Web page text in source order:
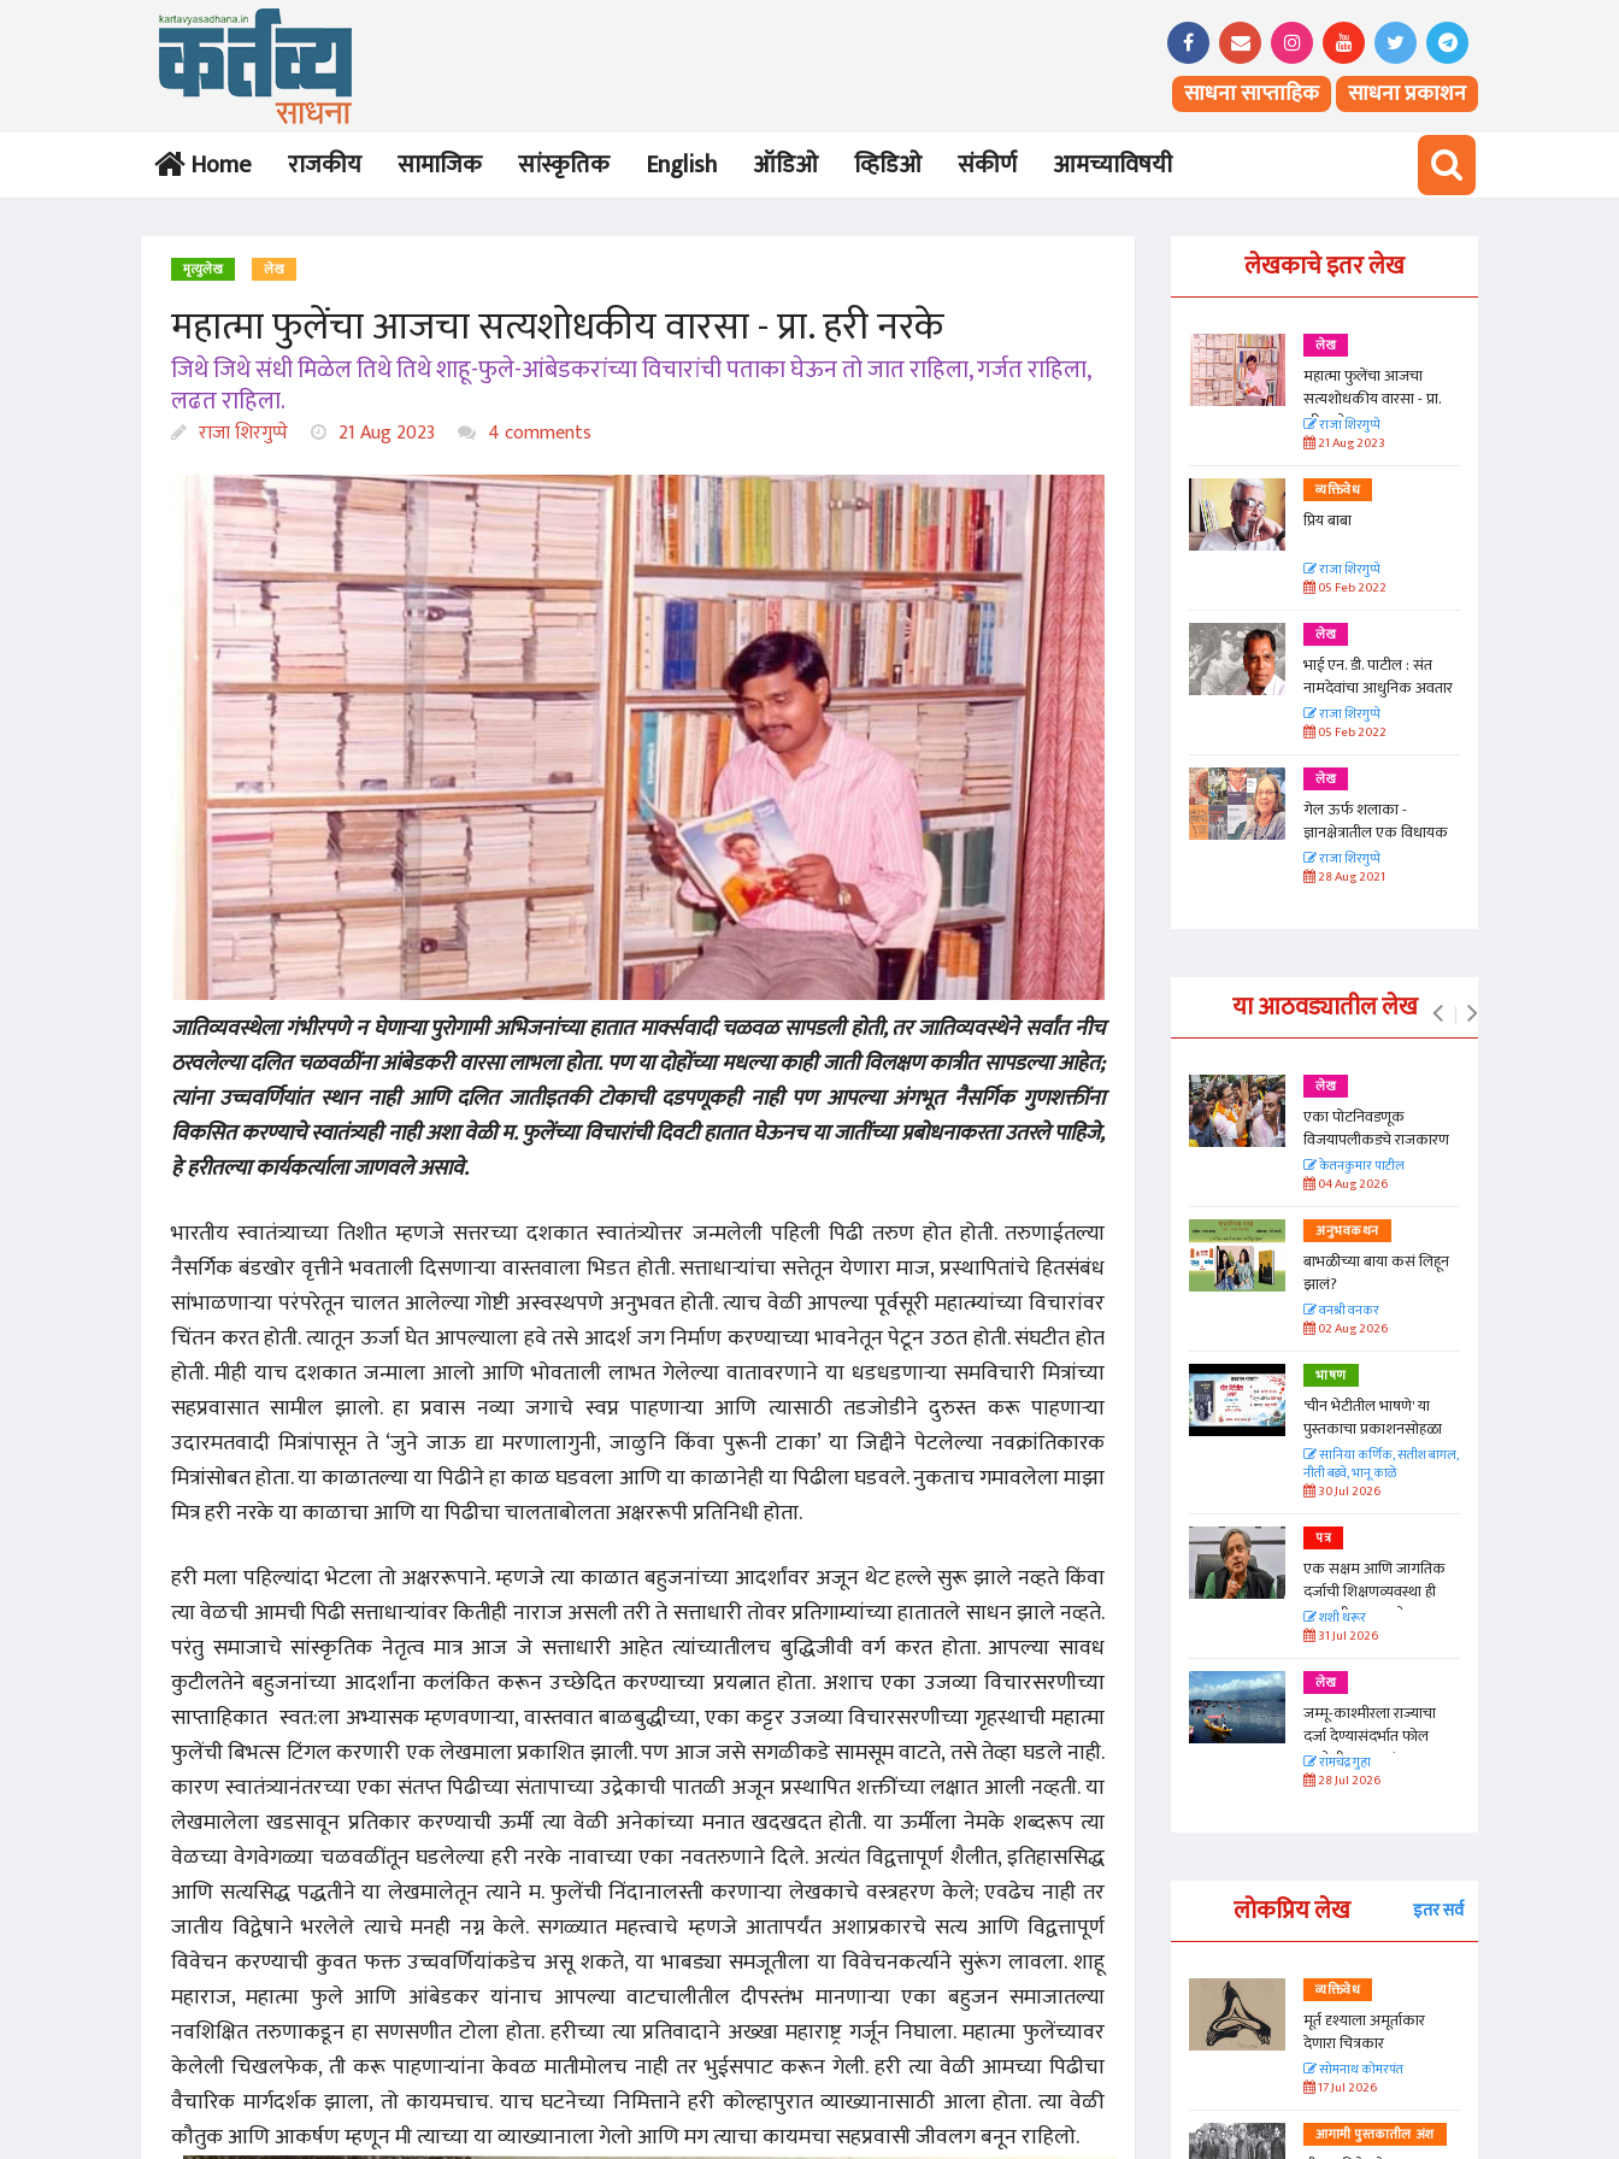
साधना साप्ताहिक साधना प्रकाशन
Home राजकीय सामाजिक सांस्कृतिक English ऑडिओ व्हिडिओ संकीर्ण आमच्याविषयी
मृत्युलेख लेख
महात्मा फुलेंचा आजचा सत्यशोधकीय वारसा - प्रा. हरी नरके
जिथे जिथे संधी मिळेल तिथे तिथे शाहू-फुले-आंबेडकरांच्या विचारांची पताका घेऊन तो जात राहिला, गर्जत राहिला,
लढत राहिला.
राजा शिरगुप्पे 21 Aug 2023 4 comments
जातिव्यवस्थेला गंभीरपणे न घेणाऱ्या पुरोगामी अभिजनांच्या हातात मार्क्सवादी चळवळ सापडली होती, तर जातिव्यवस्थेने सर्वांत नीच
ठरवलेल्या दलित चळवळींना आंबेडकरी वारसा लाभला होता. पण या दोहोंच्या मधल्या काही जाती विलक्षण कात्रीत सापडल्या आहेत;
त्यांना उच्चवर्णियांत स्थान नाही आणि दलित जातीइतकी टोकाची दडपणूकही नाही पण आपल्या अंगभूत नैसर्गिक गुणशक्तींना
विकसित करण्याचे स्वातंत्र्यही नाही अशा वेळी म. फुलेंच्या विचारांची दिवटी हातात घेऊनच या जातींच्या प्रबोधनाकरता उतरले पाहिजे,
हे हरीतल्या कार्यकर्त्याला जाणवले असावे.
भारतीय स्वातंत्र्याच्या तिशीत म्हणजे सत्तरच्या दशकात स्वातंत्र्योत्तर जन्मलेली पहिली पिढी तरुण होत होती. तरुणाईतल्या
नैसर्गिक बंडखोर वृत्तीने भवताली दिसणाऱ्या वास्तवाला भिडत होती. सत्ताधाऱ्यांचा सत्तेतून येणारा माज, प्रस्थापितांचे हितसंबंध
सांभाळणाऱ्या परंपरेतून चालत आलेल्या गोष्टी अस्वस्थपणे अनुभवत होती. त्याच वेळी आपल्या पूर्वसूरी महात्म्यांच्या विचारांवर
चिंतन करत होती. त्यातून ऊर्जा घेत आपल्याला हवे तसे आदर्श जग निर्माण करण्याच्या भावनेतून पेटून उठत होती. संघटीत होत
होती. मीही याच दशकात जन्माला आलो आणि भोवताली लाभत गेलेल्या वातावरणाने या धडधडणाऱ्या समविचारी मित्रांच्या
सहप्रवासात सामील झालो. हा प्रवास नव्या जगाचे स्वप्न पाहणाऱ्या आणि त्यासाठी तडजोडीने दुरुस्त करू पाहणाऱ्या
उदारमतवादी मित्रांपासून ते ‌‘जुने जाऊ द्या मरणालागुनी, जाळुनि किंवा पुरूनी टाका’ या जिद्दीने पेटलेल्या नवक्रांतिकारक
मित्रांसोबत होता. या काळातल्या या पिढीने हा काळ घडवला आणि या काळानेही या पिढीला घडवले. नुकताच गमावलेला माझा
मित्र हरी नरके या काळाचा आणि या पिढीचा चालताबोलता अक्षररूपी प्रतिनिधी होता.
हरी मला पहिल्यांदा भेटला तो अक्षररूपाने. म्हणजे त्या काळात बहुजनांच्या आदर्शांवर अजून थेट हल्ले सुरू झाले नव्हते किंवा
त्या वेळची आमची पिढी सत्ताधाऱ्यांवर कितीही नाराज असली तरी ते सत्ताधारी तोवर प्रतिगाम्यांच्या हातातले साधन झाले नव्हते.
परंतु समाजाचे सांस्कृतिक नेतृत्व मात्र आज जे सत्ताधारी आहेत त्यांच्यातीलच बुद्धिजीवी वर्ग करत होता. आपल्या सावध
कुटीलतेने बहुजनांच्या आदर्शांना कलंकित करून उच्छेदित करण्याच्या प्रयत्नात होता. अशाच एका उजव्या विचारसरणीच्या
साप्ताहिकात स्वत:ला अभ्यासक म्हणवणाऱ्या, वास्तवात बाळबुद्धीच्या, एका कट्टर उजव्या विचारसरणीच्या गृहस्थाची महात्मा
फुलेंची बिभत्स टिंगल करणारी एक लेखमाला प्रकाशित झाली. पण आज जसे सगळीकडे सामसूम वाटते, तसे तेव्हा घडले नाही.
कारण स्वातंत्र्यानंतरच्या एका संतप्त पिढीच्या संतापाच्या उद्रेकाची पातळी अजून प्रस्थापित शक्तींच्या लक्षात आली नव्हती. या
लेखमालेला खडसावून प्रतिकार करण्याची ऊर्मी त्या वेळी अनेकांच्या मनात खदखदत होती. या ऊर्मीला नेमके शब्दरूप त्या
वेळच्या वेगवेगळ्या चळवळींतून घडलेल्या हरी नरके नावाच्या एका नवतरुणाने दिले. अत्यंत विद्वत्तापूर्ण शैलीत, इतिहाससिद्ध
आणि सत्यसिद्ध पद्धतीने या लेखमालेतून त्याने म. फुलेंची निंदानालस्ती करणाऱ्या लेखकाचे वस्त्रहरण केले; एवढेच नाही तर
जातीय विद्वेषाने भरलेले त्याचे मनही नग्न केले. सगळ्यात महत्त्वाचे म्हणजे आतापर्यंत अशाप्रकारचे सत्य आणि विद्वत्तापूर्ण
विवेचन करण्याची कुवत फक्त उच्चवर्णियांकडेच असू शकते, या भाबड्या समजूतीला या विवेचनकर्त्याने सुरूंग लावला. शाहू
महाराज, महात्मा फुले आणि आंबेडकर यांनाच आपल्या वाटचालीतील दीपस्तंभ मानणाऱ्या एका बहुजन समाजातल्या
नवशिक्षित तरुणाकडून हा सणसणीत टोला होता. हरीच्या त्या प्रतिवादाने अख्खा महाराष्ट्र गर्जून निघाला. महात्मा फुलेंच्यावर
केलेली चिखलफेक, ती करू पाहणाऱ्यांना केवळ मातीमोलच नाही तर भुईसपाट करून गेली. हरी त्या वेळी आमच्या पिढीचा
वैचारिक मार्गदर्शक झाला, तो कायमचाच. याच घटनेच्या निमित्ताने हरी कोल्हापुरात व्याख्यानासाठी आला होता. त्या वेळी
कौतुक आणि आकर्षण म्हणून मी त्याच्या या व्याख्यानाला गेलो आणि मग त्याचा कायमचा सहप्रवासी जीवलग बनून राहिलो.
लेखकाचे इतर लेख
लेख
महात्मा फुलेंचा आजचा
व्यक्तिवेध
प्रिय बाबा
राजा शिरगुप्पे
05 Feb 2022
लेख
भाई एन. डी. पाटील : संत
नामदेवांचा आधुनिक अवतार
राजा शिरगुप्पे
05 Feb 2022
लेख
गेल ऊर्फ शलाका -
ज्ञानक्षेत्रातील एक विधायक
वादळ
राजा शिरगुप्पे
28 Aug 2021
महात्मा फुलेंचा आजचा
व्यक्तिवेध
प्रिय बाबा
राजा शिरगुप्पे
05 Feb 2022
लेख
भाई एन. डी. पाटील : संत
नामदेवांचा आधुनिक अवतार
राजा शिरगुप्पे
05 Feb 2022
लेख
गेल ऊर्फ शलाका -
ज्ञानक्षेत्रातील एक विधायक
वादळराजा शिरगुप्पे
28 Aug 2021
लेख
महात्मा फुलेंचा आजचा
सत्यशोधकीय वारसा - प्रा.
हरी नरके
राजा शिरगुप्पे
21 Aug 2023
व्यक्तिवेध
प्रिय बाबा
राजा शिरगुप्पे
05 Feb 2022
लेख
भाई एन. डी. पाटील : संत
नामदेवांचा आधुनिक अवतार
राजा शिरगुप्पे
05 Feb 2022
लेख
गेल ऊर्फ शलाका -
ज्ञानक्षेत्रातील एक विधायक
वादळराजा शिरगुप्पे
28 Aug 2021
या आठवड्यातील लेख
लेख
एका पोटनिवडणूक
विजयापलीकडचे राजकारण
अनुभवकथन
बाभळीच्या बाया कसं लिहून
वनश्री वनकर
02 Aug 2026
भाषण
'चीन भेटीतील भाषणे' या
पुस्तकाचा प्रकाशनसोहळा
सानिया कर्णिक, सतीश बागल,
नीती बडवे, भानू काळे
30 Jul 2026
एक सक्षम आणि जागतिक
दर्जाची शिक्षणव्यवस्था ही
काळाची गरज आहे
शशी थरूर
31 Jul 2026
लेख
जम्मू-काश्मीरला राज्याचा
दर्जा देण्यासंदर्भात फोल
ठरलेली आश्वासनं
रामचंद्र गुहा
28 Jul 2026
लेख
प्रधानांच्याच काय
पंतप्रधानांच्या राजीनाम्यानेही
EDITORIAL
Will Sonam
Wangchuk's Hunger
Strike Make a
Difference?
Editor
20 Jul 2026
लेख
एका पोटनिवडणूक
विजयापलीकडचे राजकारण
केतनकुमार पाटील
04 Aug 2026
अनुभवकथन
बाभळीच्या बाया कसं लिहून
झालं?
वनश्री वनकर
02 Aug 2026
भाषण
'चीन भेटीतील भाषणे' या
पुस्तकाचा प्रकाशनसोहळा
सानिया कर्णिक, सतीश बागल,
नीती बडवे, भानू काळे
30 Jul 2026
पत्र
एक सक्षम आणि जागतिक
दर्जाची शिक्षणव्यवस्था ही
काळाची गरज आहे
शशी थरूर
31 Jul 2026
लेख
जम्मू-काश्मीरला राज्याचा
दर्जा देण्यासंदर्भात फोल
ठरलेली आश्वासनं
रामचंद्र गुहा
28 Jul 2026
लोकप्रिय लेख इतर सर्व
व्यक्तिवेध
मूर्त दृश्याला अमूर्ताकार
देणारा चित्रकार
सोमनाथ कोमरपंत
17 Jul 2026
आगामी पुस्तकातील अंश
व्यक्तिवेध
मूर्त दृश्याला अमूर्ताकार
देणारा चित्रकार
सोमनाथ कोमरपंत
17 Jul 2026
आगामी पुस्तकातील अंश
व्यक्तिवेध
मूर्त दृश्याला अमूर्ताकार
देणारा चित्रकार
सोमनाथ कोमरपंत
17 Jul 2026
आगामी पुस्तकातील अंश